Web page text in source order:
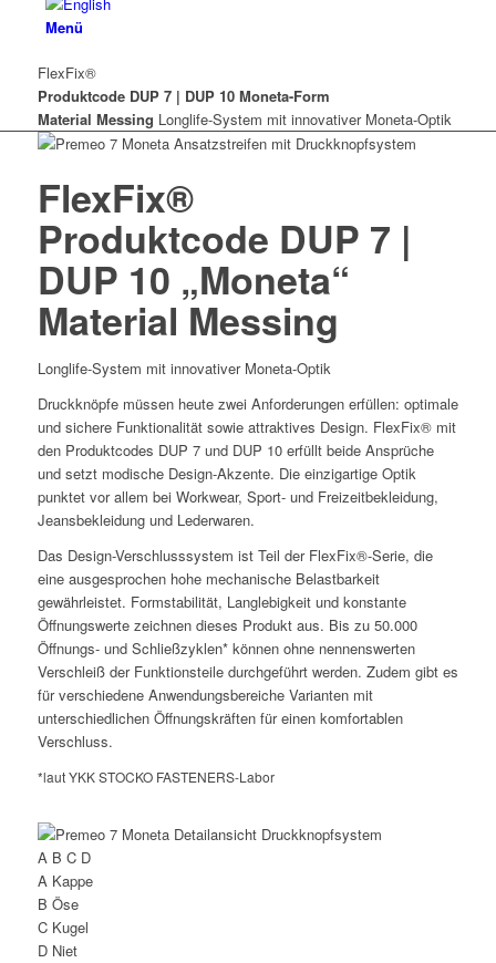
Menü
FlexFix®
Produktcode DUP 7 | DUP 10 Moneta-Form
Material Messing Longlife-System mit innovativer Moneta-Optik
FlexFix®
Produktcode DUP 7 |
DUP 10 „Moneta“
Material Messing
Longlife-System mit innovativer Moneta-Optik
Druckknöpfe müssen heute zwei Anforderungen erfüllen: optimale
und sichere Funktionalität sowie attraktives Design. FlexFix® mit
den Produktcodes DUP 7 und DUP 10 erfüllt beide Ansprüche
und setzt modische Design-Akzente. Die einzigartige Optik
punktet vor allem bei Workwear, Sport- und Freizeitbekleidung,
Jeansbekleidung und Lederwaren.
Das Design-Verschlusssystem ist Teil der FlexFix®-Serie, die
eine ausgesprochen hohe mechanische Belastbarkeit
gewährleistet. Formstabilität, Langlebigkeit und konstante
Öffnungswerte zeichnen dieses Produkt aus. Bis zu 50.000
Öffnungs- und Schließzyklen* können ohne nennenswerten
Verschleiß der Funktionsteile durchgeführt werden. Zudem gibt es
für verschiedene Anwendungsbereiche Varianten mit
unterschiedlichen Öffnungskräften für einen komfortablen
Verschluss.
*laut YKK STOCKO FASTENERS-Labor
A B C D
AKappe
B Öse
CKugel
DNiet